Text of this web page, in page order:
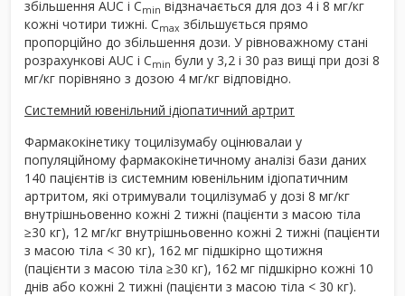
збільшення AUC і Cmin відзначається для доз 4 і 8 мг/кг
кожні чотири тижні. Cmax збільшується прямо
пропорційно до збільшення дози. У рівноважному стані
розрахункові AUC і Cmin були у 3,2 і 30 раз вищі при дозі 8
мг/кг порівняно з дозою 4 мг/кг відповідно.
Системний ювенільний ідіопатичний артрит
Фармакокінетику тоцилізумабу оцінювалаи у
популяційному фармакокінетичному аналізі бази даних
140 пацієнтів із системним ювенільним ідіопатичним
артритом, які отримували тоцилізумаб у дозі 8 мг/кг
внутрішньовенно кожні 2 тижні (пацієнти з масою тіла
≥30 кг), 12 мг/кг внутрішньовенно кожні 2 тижні (пацієнти
з масою тіла < 30 кг), 162 мг підшкірно щотижня
(пацієнти з масою тіла ≥30 кг), 162 мг підшкірно кожні 10
днів або кожні 2 тижні (пацієнти з масою тіла < 30 кг).